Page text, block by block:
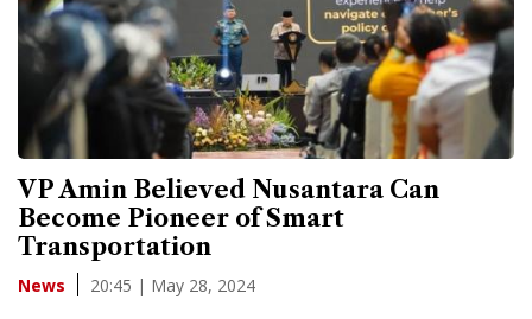
VP Amin Believed Nusantara Can
Become Pioneer of Smart
Transportation
News 20:45 | May 28, 2024